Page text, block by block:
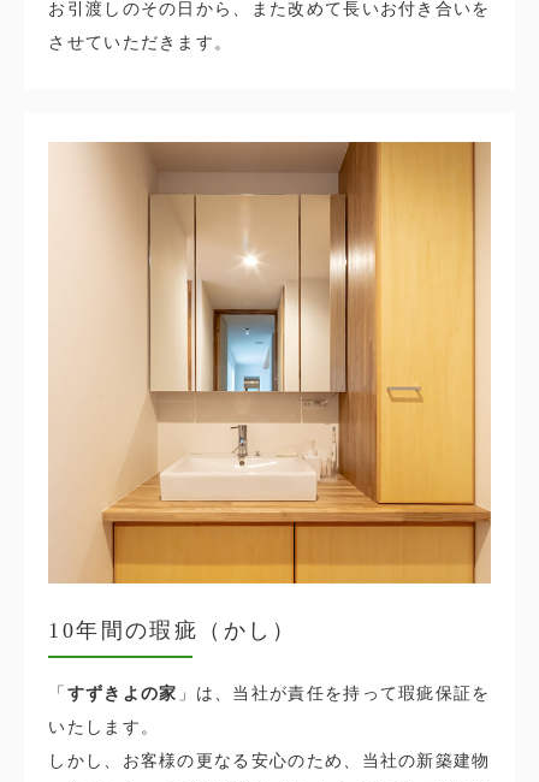
お引渡しのその日から、また改めて長いお付き合いを
させていただきます。
10年間の瑕疵（かし）
「 すずきよの家 」は、当社が責任を持って瑕疵保証を
いたします。
しかし、お客様の更なる安心のため、当社の新築建物